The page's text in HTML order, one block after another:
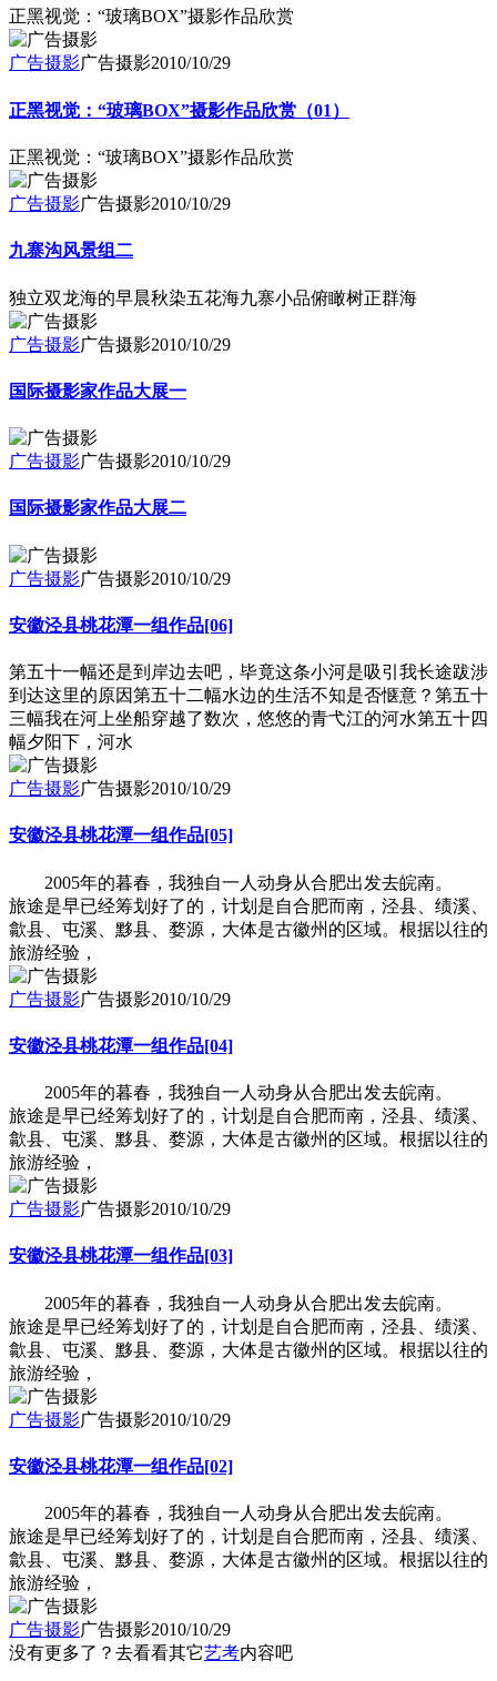
正黑视觉：“玻璃BOX”摄影作品欣赏
广告摄影广告摄影2010/10/29
正黑视觉：“玻璃BOX”摄影作品欣赏（01）
正黑视觉：“玻璃BOX”摄影作品欣赏
广告摄影广告摄影2010/10/29
九寨沟风景组二
独立双龙海的早晨秋染五花海九寨小品俯瞰树正群海
广告摄影广告摄影2010/10/29
国际摄影家作品大展一
广告摄影广告摄影2010/10/29
国际摄影家作品大展二
广告摄影广告摄影2010/10/29
安徽泾县桃花潭一组作品[06]
第五十一幅还是到岸边去吧，毕竟这条小河是吸引我长途跋涉
到达这里的原因第五十二幅水边的生活不知是否惬意？第五十
三幅我在河上坐船穿越了数次，悠悠的青弋江的河水第五十四
幅夕阳下，河水
广告摄影广告摄影2010/10/29
安徽泾县桃花潭一组作品[05]
2005年的暮春，我独自一人动身从合肥出发去皖南。
旅途是早已经筹划好了的，计划是自合肥而南，泾县、绩溪、
歙县、屯溪、黟县、婺源，大体是古徽州的区域。根据以往的
旅游经验，
广告摄影广告摄影2010/10/29
安徽泾县桃花潭一组作品[04]
2005年的暮春，我独自一人动身从合肥出发去皖南。
旅途是早已经筹划好了的，计划是自合肥而南，泾县、绩溪、
歙县、屯溪、黟县、婺源，大体是古徽州的区域。根据以往的
旅游经验，
广告摄影广告摄影2010/10/29
安徽泾县桃花潭一组作品[03]
2005年的暮春，我独自一人动身从合肥出发去皖南。
旅途是早已经筹划好了的，计划是自合肥而南，泾县、绩溪、
歙县、屯溪、黟县、婺源，大体是古徽州的区域。根据以往的
旅游经验，
广告摄影广告摄影2010/10/29
安徽泾县桃花潭一组作品[02]
2005年的暮春，我独自一人动身从合肥出发去皖南。
旅途是早已经筹划好了的，计划是自合肥而南，泾县、绩溪、
歙县、屯溪、黟县、婺源，大体是古徽州的区域。根据以往的
旅游经验，
广告摄影广告摄影2010/10/29
没有更多了？去看看其它艺考内容吧